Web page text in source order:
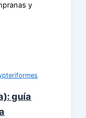
y
guía